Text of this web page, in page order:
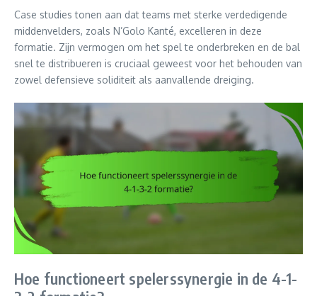
Case studies tonen aan dat teams met sterke verdedigende
middenvelders, zoals N’Golo Kanté, excelleren in deze
formatie. Zijn vermogen om het spel te onderbreken en de bal
snel te distribueren is cruciaal geweest voor het behouden van
zowel defensieve soliditeit als aanvallende dreiging.
Hoe functioneert spelerssynergie in de 4-1-